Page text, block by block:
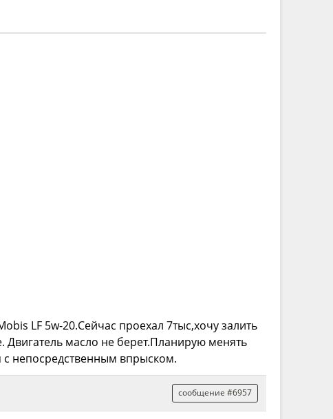
LF 5w-20.Сейчас проехал 7тыс,хочу залить
масло не берет.Планирую менять
с непосредственным впрыском.
сообщение #6957